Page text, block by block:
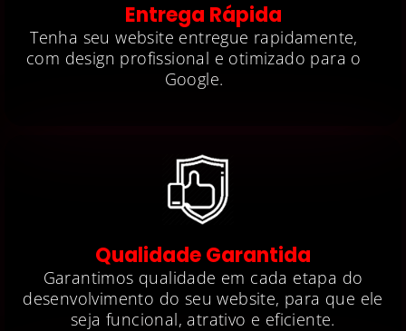
Entrega Rápida
Tenha seu website entregue rapidamente,
com design profissional e otimizado para o
Google.
Qualidade Garantida
Garantimos qualidade em cada etapa do
desenvolvimento do seu website, para que ele
seja funcional, atrativo e eficiente.